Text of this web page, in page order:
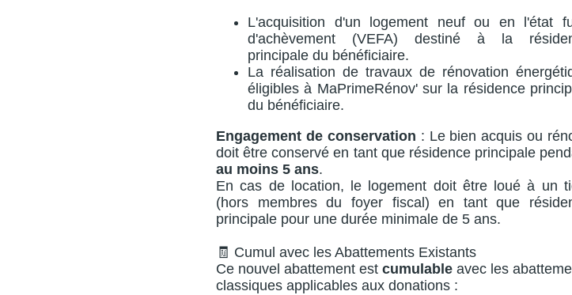
L'acquisition d'un logement neuf ou en l'état
d'achèvement (VEFA) destiné à la
principale du bénéficiaire.
La réalisation de travaux de rénovation
éligibles à MaPrimeRénov' sur la résidence
du bénéficiaire.
Engagement de conservation : Le bien acquis ou
doit être conservé en tant que résidence principale
au moins 5 ans.
En cas de location, le logement doit être loué à un
(hors membres du foyer fiscal) en tant que
principale pour une durée minimale de 5 ans.
🧾 Cumul avec les Abattements Existants
Ce nouvel abattement est cumulable avec les
classiques applicables aux donations :